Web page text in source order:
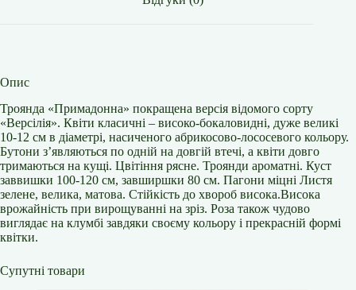
Опис
Троянда «Примадонна» покращена версія відомого сорту
«Версілія». Квіти класичні – високо-бокаловидні, дуже великі
10-12 см в діаметрі, насиченого абрикосово-лососевого кольору.
Бутони з’являються по одній на довгій втечі, а квіти довго
тримаються на кущі. Цвітіння рясне. Троянди ароматні. Куст
заввишки 100-120 см, завширшки 80 см. Пагони міцні Листя
зелене, велика, матова. Стійкість до хвороб висока.Висока
врожайність при вирощуванні на зріз. Роза також чудово
виглядає на клумбі завдяки своєму кольору і прекрасній формі
квітки.
Супутні товари